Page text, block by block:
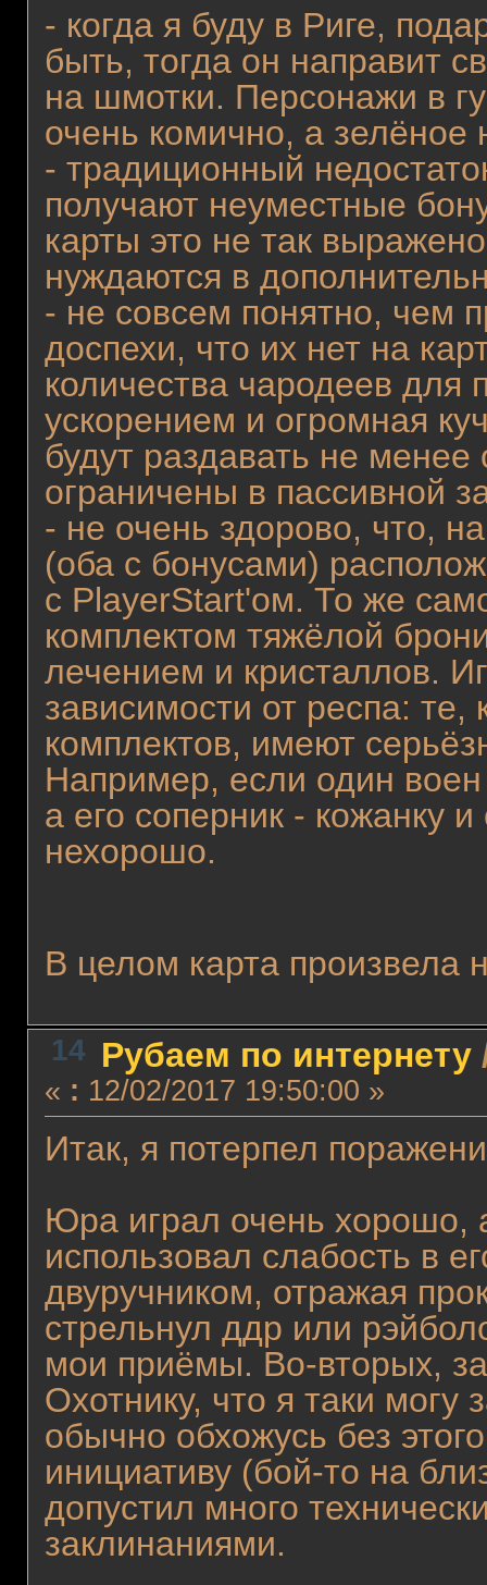
- когда я буду в Риге,
быть, тогда он направит
на шмотки. Персонажи в
очень комично, а
- традиционный
получают неуместные
карты это не так
нуждаются в
- не совсем понятно, чем
доспехи, что их нет на
количества чародеев для
ускорением и огромная
будут раздавать не
ограничены в пассивной
- не очень здорово, что,
(оба с бонусами)
с PlayerStart'ом. То же
комплектом тяжёлой
лечением и кристаллов.
зависимости от респа: те,
комплектов, имеют
Например, если один воен
а его соперник - кожанку
нехорошо.
В целом карта произвела
14 Рубаем по интернету
« : 12/02/2017 19:50:00 »
Итак, я потерпел
Юра играл очень хорошо,
использовал слабость в
двуручником, отражая
стрельнул ддр или
мои приёмы. Во-вторых,
Охотнику, что я таки могу
обычно обхожусь без
инициативу (бой-то на
допустил много
заклинаниями.